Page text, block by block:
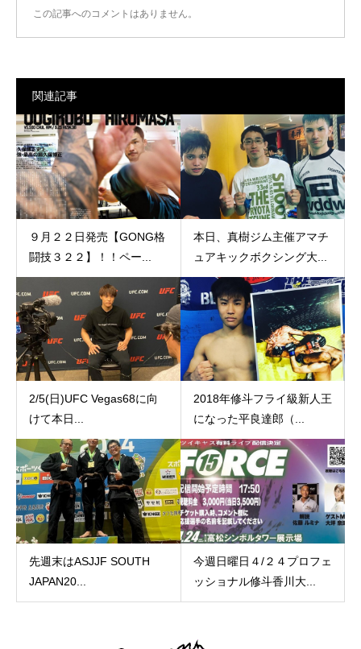
この記事へのコメントはありません。
関連記事
９月２２日発売【GONG格
闘技３２２】！！ペー...
本日、真樹ジム主催アマチ
ュアキックボクシング大...
2/5(日)UFC Vegas68に向
けて本日...
2018年修斗フライ級新人王
になった平良達郎（...
先週末はASJJF SOUTH
JAPAN20...
今週日曜日４/２４プロフェ
ッショナル修斗香川大...